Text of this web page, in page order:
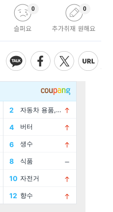
슬퍼요
0
추가취재 원해요
0